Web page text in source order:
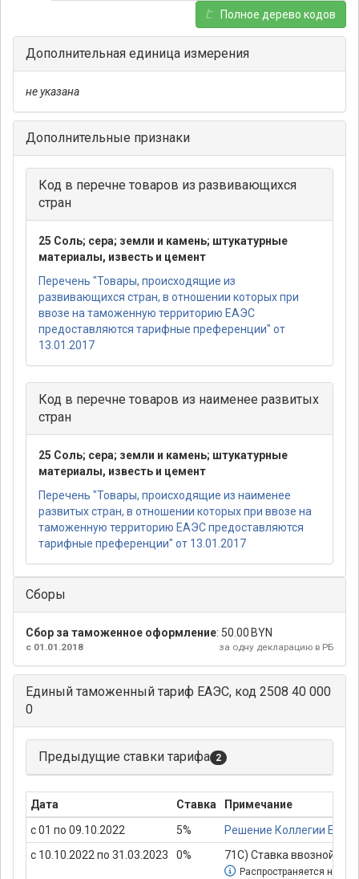
Полное дерево кодов
Дополнительная единица измерения
не указана
Дополнительные признаки
Код в перечне товаров из развивающихся
стран
25 Соль; сера; земли и камень; штукатурные
материалы, известь и цемент
Перечень "Товары, происходящие из
развивающихся стран, в отношении которых при
ввозе на таможенную территорию ЕАЭС
предоставляются тарифные преференции" от
13.01.2017
Код в перечне товаров из наименее развитых
стран
25 Соль; сера; земли и камень; штукатурные
материалы, известь и цемент
Перечень "Товары, происходящие из наименее
развитых стран, в отношении которых при ввозе на
таможенную территорию ЕАЭС предоставляются
тарифные преференции" от 13.01.2017
Сборы
Сбор за таможенное оформление: 50.00 BYN
за одну декларацию в РБ
с 01.01.2018
Единый таможенный тариф ЕАЭС, код 2508 40 000
0
Предыдущие ставки тарифа 2
Дата Ставка
Примечание
с 01 по 09.10.2022
5%
Решение Коллегии
с 10.10.2022 по 31.03.2023
0% 71С) Ставка ввозной
Распространяется на